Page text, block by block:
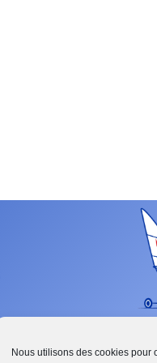
Nous utilisons des cookies pour